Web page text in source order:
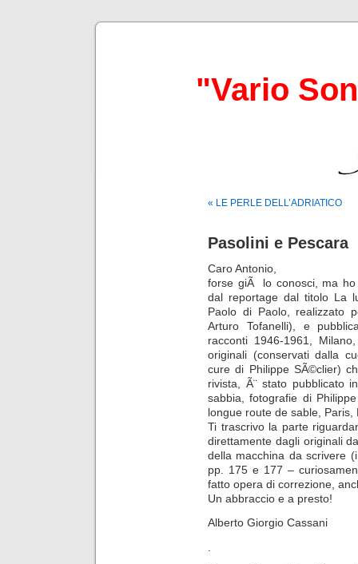
"Vario
« LE PERLE DELL’ADRIATICO
Pasolini e Pescara
Caro Antonio,
forse giÃ lo conosci, ma
dal reportage dal titolo La
Paolo di Paolo, realizzato
Arturo Tofanelli), e
racconti 1946-1961,
originali (conservati dalla
cure di Philippe SÃ©clier)
rivista, Ã¨ stato pubblicato
sabbia, fotografie di
longue route de sable,
Ti trascrivo la parte
direttamente dagli originali
della macchina da scrivere
pp. 175 e 177 –
fatto opera di correzione,
Un abbraccio e a presto!
Alberto Giorgio Cassani